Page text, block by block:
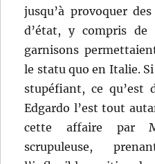
jusqu’à provoquer
d’état, y compris
garnisons
le statu quo en Italie.
stupéfiant, ce qu’est
Edgardo l’est tout
cette affaire par
scrupuleuse,